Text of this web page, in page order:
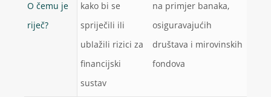
O čemu je
riječ?
kako bi se
spriječili ili
ublažili rizici za
financijski
sustav
na primjer banaka,
osiguravajućih
društava i mirovinskih
fondova